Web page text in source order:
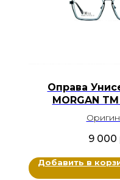
Оправа
MORGAN
Цвет: Черный,
Размер: 55-
9 000
Добавить в